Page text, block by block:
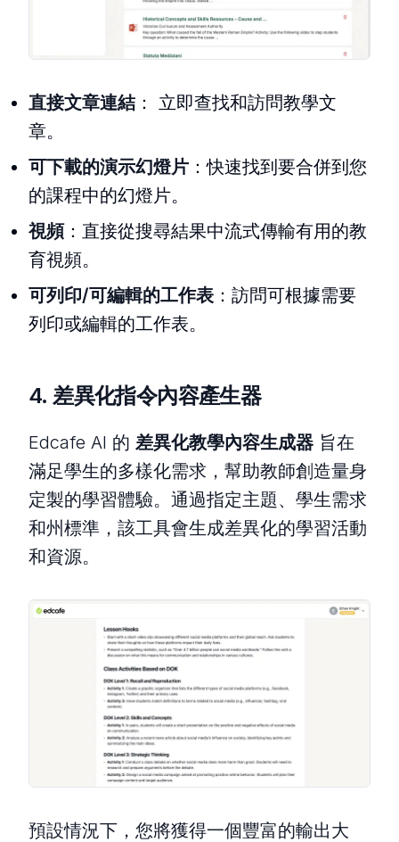
直接文章連結 ： 立即查找和訪問教學文
章。
可下載的演示幻燈片 ：快速找到要合併到您
的課程中的幻燈片。
視頻：直接從搜尋結果中流式傳輸有用的教
育視頻。
可列印/可編輯的工作表 ：訪問可根據需要
列印或編輯的工作表。
4.差異化指令內容產生器
Edcafe AI 的 差異化教學內容生成器 旨在
滿足學生的多樣化需求，幫助教師創造量身
定製的學習體驗。通過指定主題、學生需求
和州標準，該工具會生成差異化的學習活動
和資源。
預設情況下，您將獲得一個豐富的輸出大